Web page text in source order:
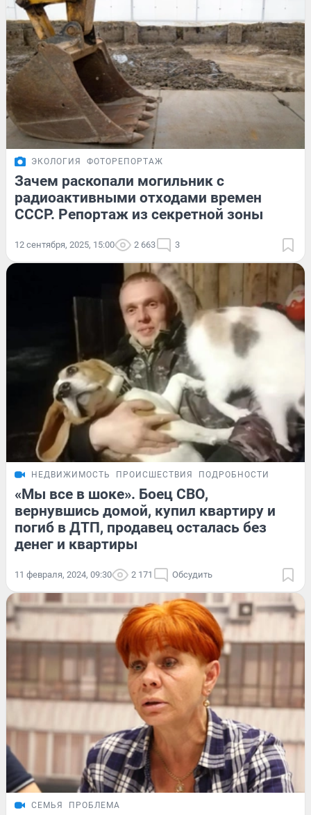
ЭКОЛОГИЯ ФОТОРЕПОРТАЖ
Зачем раскопали могильник с
радиоактивными отходами времен
СССР. Репортаж из секретной зоны
12 сентября, 2025, 15:00 2 663 3
НЕДВИЖИМОСТЬ ПРОИСШЕСТВИЯ ПОДРОБНОСТИ
«Мы все в шоке». Боец СВО,
вернувшись домой, купил квартиру и
погиб в ДТП, продавец осталась без
денег и квартиры
11 февраля, 2024, 09:30 2 171 Обсудить
СЕМЬЯ ПРОБЛЕМА